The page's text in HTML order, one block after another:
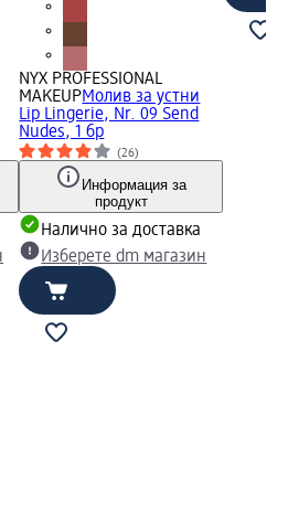
NYX PROFESSIONAL
MAKEUPМолив за устни
Lip Lingerie, Nr. 09 Send
Nudes, 1 бр
(26)
Информация за
продукт
Налично за доставка
Изберете dm магазин